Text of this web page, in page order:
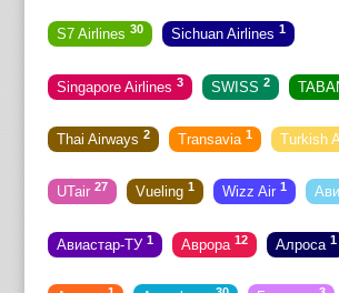
S7 Airlines 30 Sichuan Airlines 1
Singapore Airlines 3 SWISS 2
Thai Airways 2 Transavia 1 Turkish
UTair 27 Vueling 1 Wizz Air 1
Авиастар-ТУ 1 Аврора 12 Алроса 1